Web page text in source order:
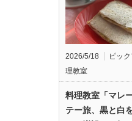
2026/5/18 ピッ
理教室
料理教室「マレ
テー旅、黒と白